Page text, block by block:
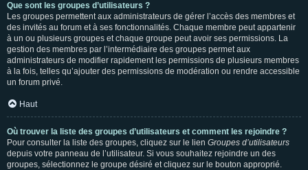
Que sont les groupes d’utilisateurs ?
Les groupes permettent aux administrateurs de gérer l’accès des membres et
des invités au forum et à ses fonctionnalités. Chaque membre peut appartenir
à un ou plusieurs groupes et chaque groupe peut avoir ses permissions. La
gestion des membres par l’intermédiaire des groupes permet aux
administrateurs de modifier rapidement les permissions de plusieurs membres
à la fois, telles qu’ajouter des permissions de modération ou rendre accessible
un forum privé.
Haut
Où trouver la liste des groupes d’utilisateurs et comment les rejoindre ?
Pour consulter la liste des groupes, cliquez sur le lien Groupes d’utilisateurs
depuis votre panneau de l’utilisateur. Si vous souhaitez rejoindre un des
groupes, sélectionnez le groupe désiré et cliquez sur le bouton approprié.